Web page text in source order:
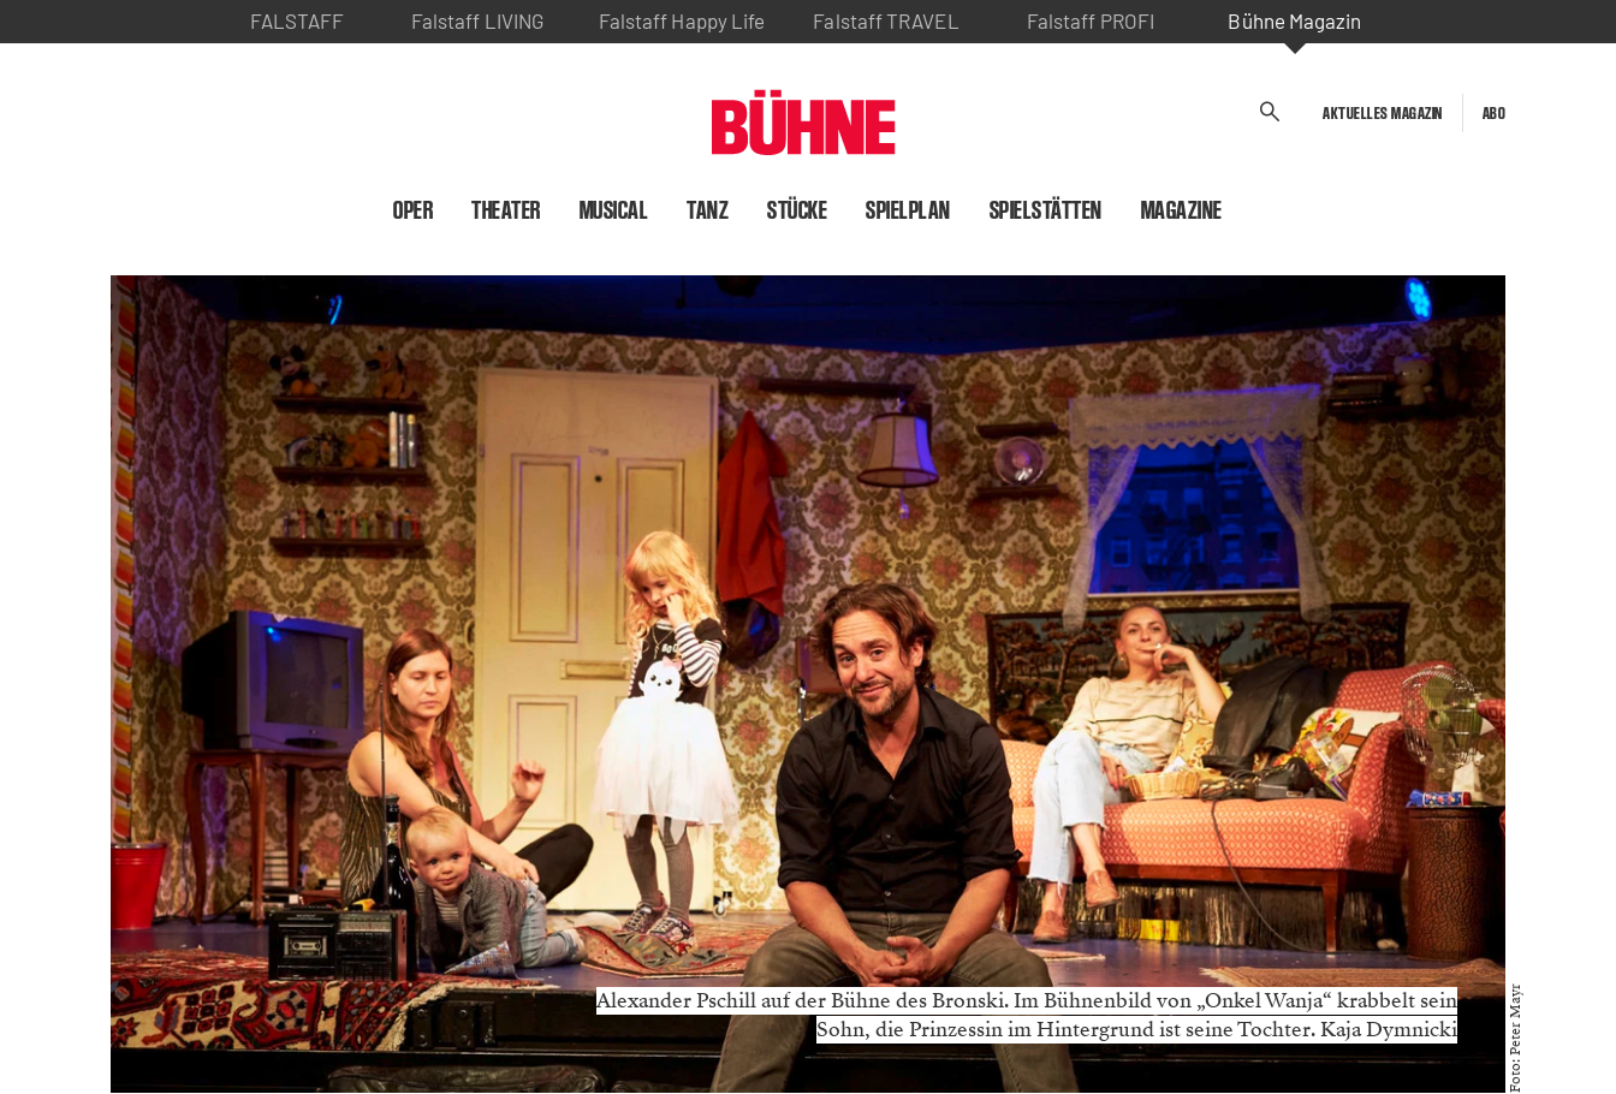
FALSTAFF Falstaff LIVING Falstaff Happy Life Falstaff TRAVEL Falstaff PROFI Bühne Magazin
AKTUELLES MAGAZIN ABO
OPER THEATER MUSICAL TANZ STÜCKE SPIELPLAN SPIELSTÄTTEN MAGAZINE
Alexander Pschill auf der Bühne des Bronski. Im Bühnenbild von „Onkel Wanja“ krabbelt sein
Sohn, die Prinzessin im Hintergrund ist seine Tochter. Kaja Dymnicki
Foto: Peter Mayr